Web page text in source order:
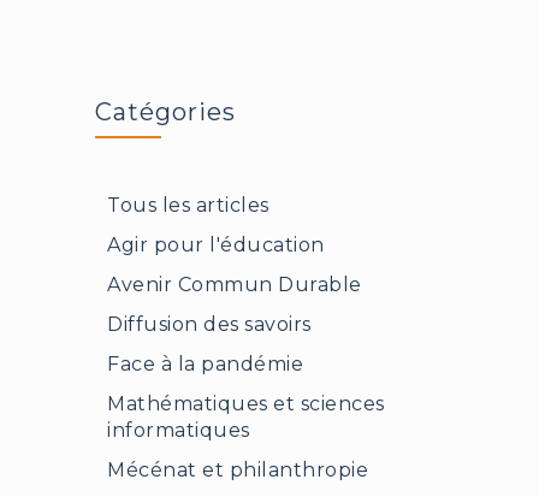
Catégories
Tous les articles
Agir pour l'éducation
Avenir Commun Durable
Diffusion des savoirs
Face à la pandémie
Mathématiques et sciences
informatiques
Mécénat et philanthropie